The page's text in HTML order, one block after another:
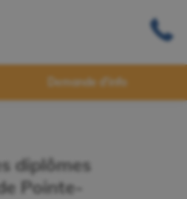
Demande d'info
diplômes
Pointe-